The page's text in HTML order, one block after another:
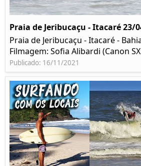
Praia de Jeribucaçu - Itacaré 23/
Praia de Jeribucaçu - Itacaré -
Filmagem: Sofia Alibardi (Canon
Publicado: 16/11/2021